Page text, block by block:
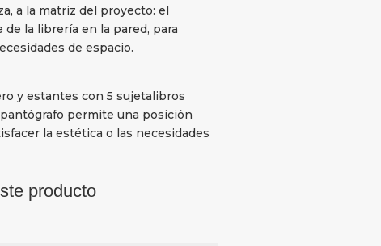
a la matriz del proyecto: el
la librería en la pared, para
de espacio.
y estantes con 5 sujetalibros
permite una posición
la estética o las necesidades
producto